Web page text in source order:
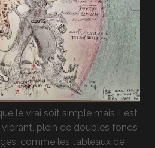
le vrai soit simple mais il est
plein de doubles fonds
comme les tableaux de